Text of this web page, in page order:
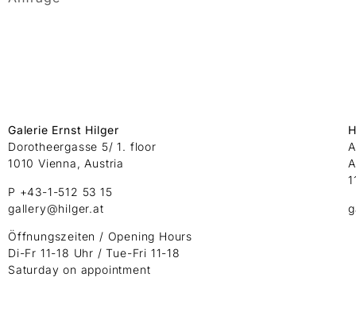
Galerie Ernst Hilger
Dorotheergasse 5/ 1. floor
1010 Vienna, Austria
P +43-1-512 53 15
gallery@hilger.at
Öffnungszeiten / Opening Hours
Di-Fr 11-18 Uhr / Tue-Fri 11-18
Saturday on appointment